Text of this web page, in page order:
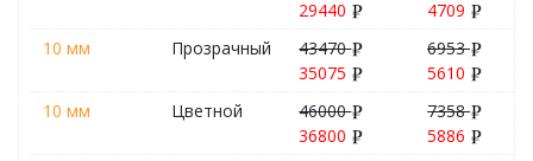
29440
4709
10 мм
Прозрачный
43470
35075
6953
5610
10 мм
Цветной
46000
36800
7358
5886